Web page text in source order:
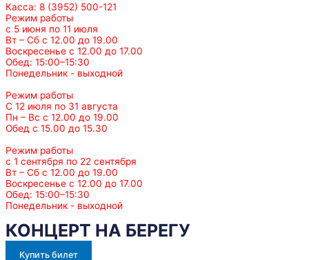
Касса: 8 (3952) 500-121
Режим работы
с 5 июня по 11 июля
Вт – Сб с 12.00 до 19.00
Воскресенье с 12.00 до 17.00
Обед: 15:00–15:30
Понедельник - выходной
Режим работы
С 12 июля по 31 августа
Пн – Вс с 12.00 до 19.00
Обед с 15.00 до 15.30
Режим работы
с 1 сентября по 22 сентября
Вт – Сб с 12.00 до 19.00
Воскресенье с 12.00 до 17.00
Обед: 15:00–15:30
Понедельник - выходной
КОНЦЕРТ НА БЕРЕГУ
Купить билет